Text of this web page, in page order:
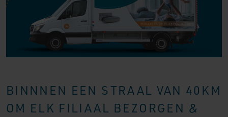
BINNNEN EEN STRAAL VAN 40KM
OM ELK FILIAAL BEZORGEN &